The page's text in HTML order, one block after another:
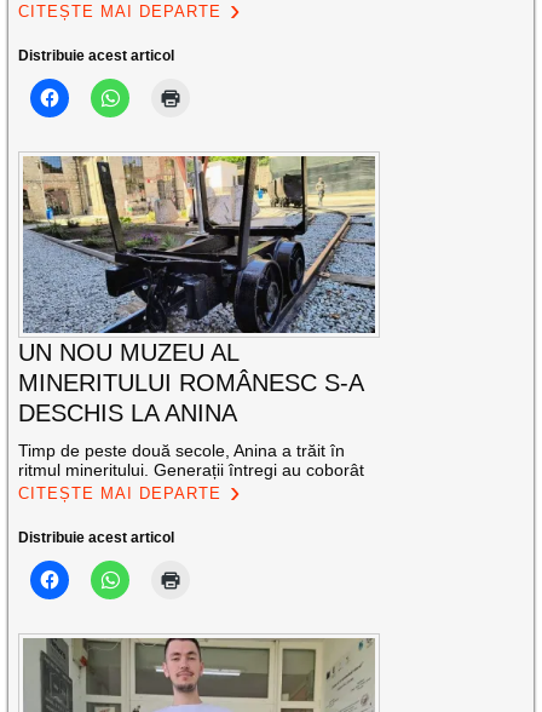
CITEȘTE MAI DEPARTE
Distribuie acest articol
UN NOU MUZEU AL
MINERITULUI ROMÂNESC S-A
DESCHIS LA ANINA
Timp de peste două secole, Anina a trăit în
ritmul mineritului. Generații întregi au coborât
CITEȘTE MAI DEPARTE
Distribuie acest articol